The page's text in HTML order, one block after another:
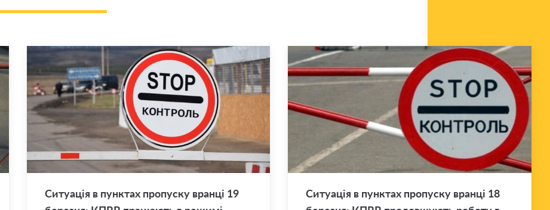
Си­ту­а­ція в пун­ктах про­пу­ску вран­ці 19
Си­ту­а­ція в пун­ктах про­пу­ску вран­ці 18